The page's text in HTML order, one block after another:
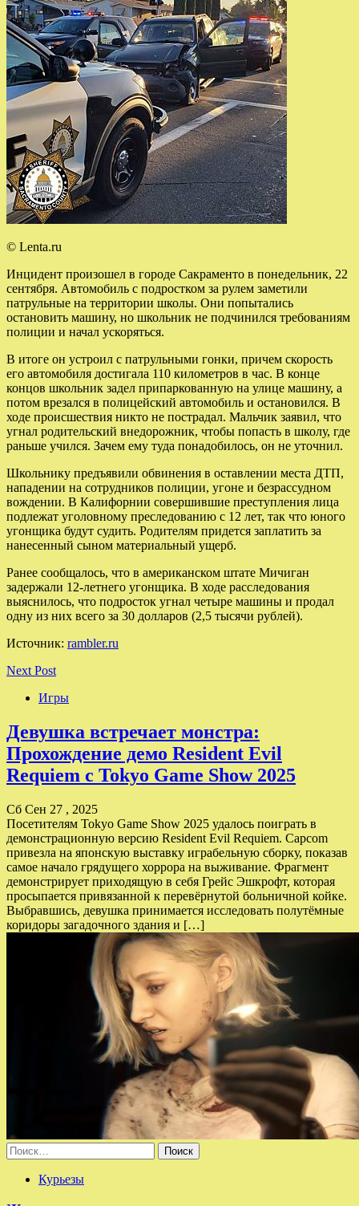
© Lenta.ru
Инцидент произошел в городе Сакраменто в понедельник, 22
сентября. Автомобиль с подростком за рулем заметили
патрульные на территории школы. Они попытались
остановить машину, но школьник не подчинился требованиям
полиции и начал ускоряться.
В итоге он устроил с патрульными гонки, причем скорость
его автомобиля достигала 110 километров в час. В конце
концов школьник задел припаркованную на улице машину, а
потом врезался в полицейский автомобиль и остановился. В
ходе происшествия никто не пострадал. Мальчик заявил, что
угнал родительский внедорожник, чтобы попасть в школу, где
раньше учился. Зачем ему туда понадобилось, он не уточнил.
Школьнику предъявили обвинения в оставлении места ДТП,
нападении на сотрудников полиции, угоне и безрассудном
вождении. В Калифорнии совершившие преступления лица
подлежат уголовному преследованию с 12 лет, так что юного
угонщика будут судить. Родителям придется заплатить за
нанесенный сыном материальный ущерб.
Ранее сообщалось, что в американском штате Мичиган
задержали 12-летнего угонщика. В ходе расследования
выяснилось, что подросток угнал четыре машины и продал
одну из них всего за 30 долларов (2,5 тысячи рублей).
Источник: rambler.ru
Next Post
Игры
Девушка встречает монстра:
Прохождение демо Resident Evil
Requiem с Tokyo Game Show 2025
Сб Сен 27 , 2025
Посетителям Tokyo Game Show 2025 удалось поиграть в
демонстрационную версию Resident Evil Requiem. Capcom
привезла на японскую выставку играбельную сборку, показав
самое начало грядущего хоррора на выживание. Фрагмент
демонстрирует приходящую в себя Грейс Эшкрофт, которая
просыпается привязанной к перевёрнутой больничной койке.
Выбравшись, девушка принимается исследовать полутёмные
коридоры загадочного здания и […]
Найти:
Курьезы